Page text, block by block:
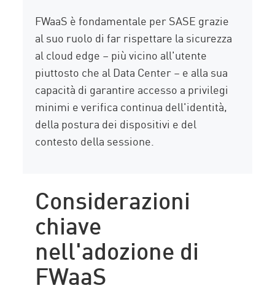
FWaaS è fondamentale per SASE grazie
al suo ruolo di far rispettare la sicurezza
al cloud edge – più vicino all'utente
piuttosto che al Data Center – e alla sua
capacità di garantire accesso a privilegi
minimi e verifica continua dell'identità,
della postura dei dispositivi e del
contesto della sessione.
Considerazioni
chiave
nell'adozione di
FWaaS